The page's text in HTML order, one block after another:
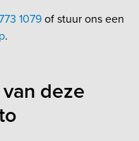
1079of stuur ons een
.
deze